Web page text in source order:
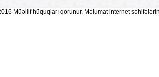
Müəllif hüquqları qorunur. Məlumat internet